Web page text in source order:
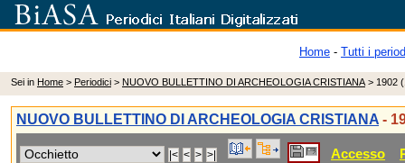
Home - Tutti i
Sei in Home > Periodici > NUOVO BULLETTINO DI ARCHEOLOGIA CRISTIANA > 1902
NUOVO BULLETTINO DI ARCHEOLOGIA CRISTIANA -
Accesso